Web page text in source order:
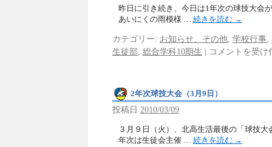
昨日に引き続き、今日は1年次の球技大会
あいにくの雨模様 … 続きを読む →
カテゴリー: お知らせ、その他 学校行事
生徒部 総合学科10期生 | コメントを受け
2年次球技大会（3月9日）
投稿日 2010/03/09
３月９日（火）、北高生活最後の「球技
年次は生徒会主催 … 続きを読む →